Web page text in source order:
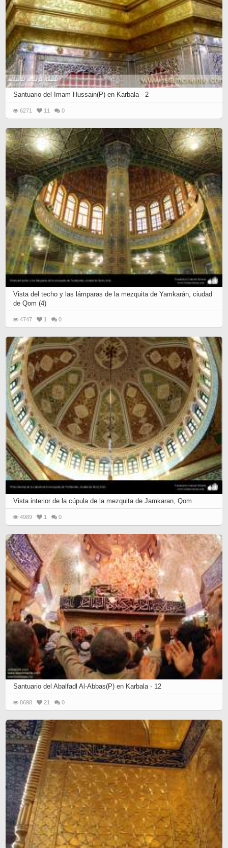
Santuario del Imam Hussain(P) en Karbala - 2
6271 11 0
Vista del techo y las lámparas de la mezquita de Yamkarán, ciudad
de Qom (4)
4747 1 0
Vista interior de la cúpula de la mezquita de Jamkaran, Qom
4989 1 0
Santuario del Abalfadl Al-Abbas(P) en Karbala - 12
8698 21 0